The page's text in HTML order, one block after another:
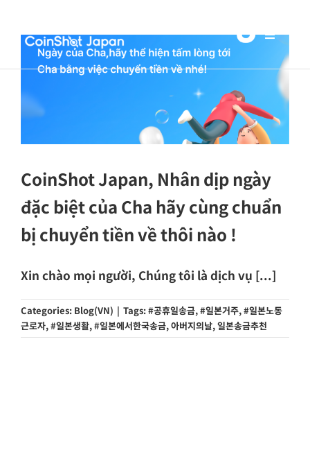
content
Toggle
Trang chủ
Giới thiệu
công ty
dịch vụ
Trung tâm
khách hàng
Tiếng Việt
CoinShot Japan, Nhân dịp ngày
đặc biệt của Cha hãy cùng chuẩn
bị chuyển tiền về thôi nào !
Xin chào mọi người, Chúng tôi là dịch vụ [...]
Categories: Blog(VN) | Tags:#공휴일송금,#일본거주,#일본노동
근로자,#일본생활,#일본에서한국송금,아버지의날,일본송금추천